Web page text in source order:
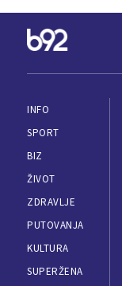
INFO
SPORT
BIZ
ŽIVOT
ZDRAVLJE
PUTOVANJA
KULTURA
SUPERŽENA